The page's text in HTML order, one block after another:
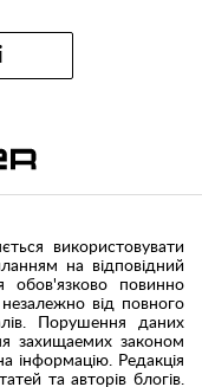
використовувати
на відповідний
обов'язково повинно
від повного
Порушення даних
захищаемих законом
інформацію. Редакція
та авторів блогів.